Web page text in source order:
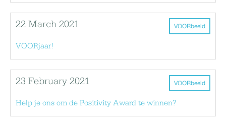
VOORbeeld
22 March 2021
VOORjaar!
VOORbeeld
23 February 2021
Help je ons om de Positivity Award te winnen?